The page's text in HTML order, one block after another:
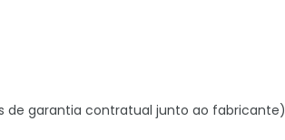
de garantia contratual junto ao fabricante)